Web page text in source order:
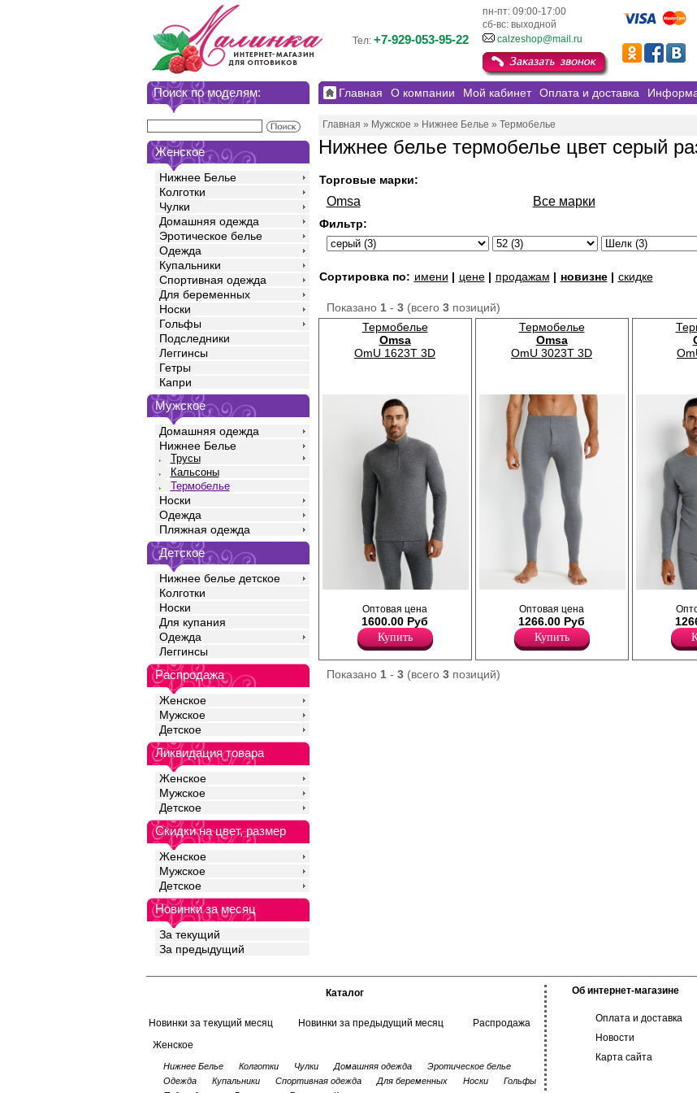
пн-пт: 09:00-17:00
сб-вс: выходной
Тел: +7-929-053-95-22 calzeshop@mail.ru
Поиск по моделям:
Женское
Нижнее Белье
Колготки
Чулки
Домашняя одежда
Эротическое белье
Одежда
Купальники
Спортивная одежда
Для беременных
Носки
Гольфы
Подследники
Леггинсы
Гетры
Капри
Мужское
Домашняя одежда
Нижнее Белье
Трусы
Кальсоны
Термобелье
Носки
Одежда
Пляжная одежда
Детское
Нижнее белье детское
Колготки
Носки
Для купания
Одежда
Леггинсы
Распродажа
Женское
Мужское
Детское
Ликвидация товара
Женское
Мужское
Детское
Скидки на цвет, размер
Женское
Мужское
Детское
Новинки за месяц
За текущий
За предыдущий
Главная О компании Мой кабинет Оплата и доставка
Главная » Мужское » Нижнее Белье » Термобелье
Нижнее белье термобелье цвет серый
Торговые марки:
Omsa Все марки
Фильтр:
Сортировка по: имени | цене| продажам | новизне| скидке
Показано 1- 3(всего 3позиций)
Термобелье
Omsa
OmU 1623T 3D
режим +5 до -30 C. Лонгслив модель
"Термо" с воротником – стойкой на молнии,
длинным рукавом и терморегулирующим
эффектом. Выполнен по гибридной
трехслойной технологии из шелка, шерсти
и полиэстера. Подходит для
повседневного использования.
Полиэстер 73%
Вискоза 12%
Оптовая цена
1600.00 Руб
Купить
Термобелье
Omsa
OmU 3023T 3D
режим +5 до -20 C. Кальсоны облегающего
силуэта, длиной до щиколотки, с
комфортной вставкой спереди и
гульфиком, плоские швы, лазерная
обработка края. Эффективно в сочетании с
одеждой второго слоя.
Шерсть 3%
Оптовая цена
1266.00 Руб
Купить
режим +5 до -20 C.
рукавом, облегающего
вырезом горловины.
одеждой второго слоя.
Шерсть 3%
Показано 1- 3(всего 3позиций)
Каталог
Новинки за текущий месяц Новинки за предыдущий месяц
Распродажа
Женское
Нижнее Белье Колготки Чулки Домашняя одежда
Эротическое белье
Одежда
Купальники Спортивная одежда Для беременных Носки
Гольфы
Об интернет-магазине
Оплата и доставка
Новости
Карта сайта